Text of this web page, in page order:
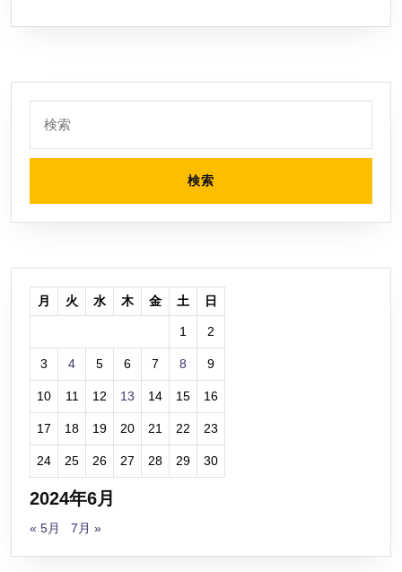
索:
2024年6月
月 火 水 木 金 土 日
1 2
3 4 5 6 7 8 9
10 11 12 13 14 15 16
17 18 19 20 21 22 23
24 25 26 27 28 29 30
« 5月 7月 »